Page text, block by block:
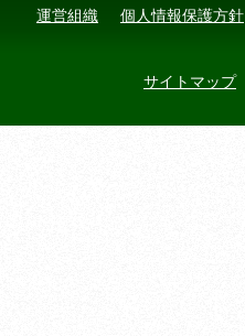
運営組織 個人情報保護方針
サイトマップ